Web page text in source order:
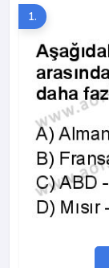
1.